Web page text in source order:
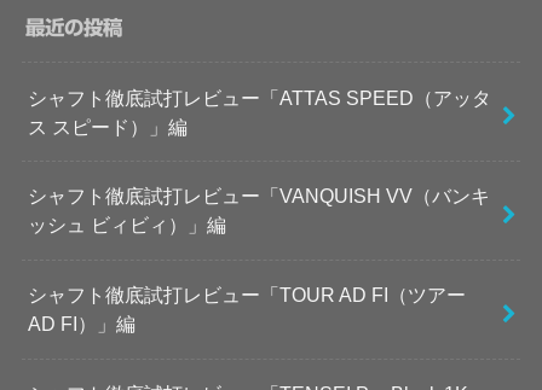
最近の投稿
シャフト徹底試打レビュー「ATTAS SPEED（アッタ
ス スピード）」編
シャフト徹底試打レビュー「VANQUISH VV（バンキ
ッシュ ビィビィ）」編
シャフト徹底試打レビュー「TOUR AD FI（ツアー
AD FI）」編